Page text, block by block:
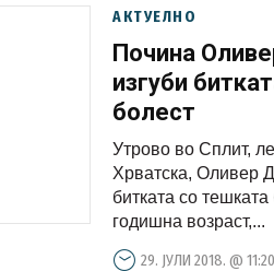
АКТУЕЛНО
Почина
изгуби
болест
Утрово во Сплит,
Хрватска, Оливер
битката со
годишна возраст,...
29. ЈУЛИ 2018. @ 11:20